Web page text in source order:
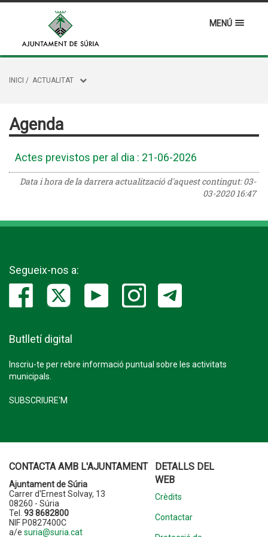
MENÚ
INICI / ACTUALITAT
Agenda
Actes previstos per al dia : 21-06-2026
Data i hora de la darrera actualització d'aquest contingut:03-
03-2020 16:47
Segueix-nos a:
Butlletí digital
Inscriu-te per rebre informació puntual sobre les activitats
municipals.
SUBSCRIURE'M
CONTACTA AMB L'AJUNTAMENT
Ajuntament de Súria
Carrer d'Ernest Solvay, 13
08260 - Súria
Tel. 93 8682800
NIF P0827400C
a/e suria@suria.cat
DETALLS DEL
WEB
Crèdits
Contactar